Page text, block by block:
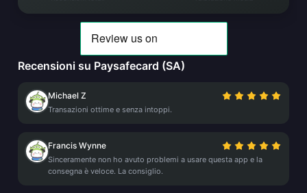
Recensioni su Paysafecard (SA)
Michael Z
Transazioni ottime e senza intoppi.
Francis Wynne
Sinceramente non ho avuto problemi a usare questa app e la
consegna è veloce. La consiglio.